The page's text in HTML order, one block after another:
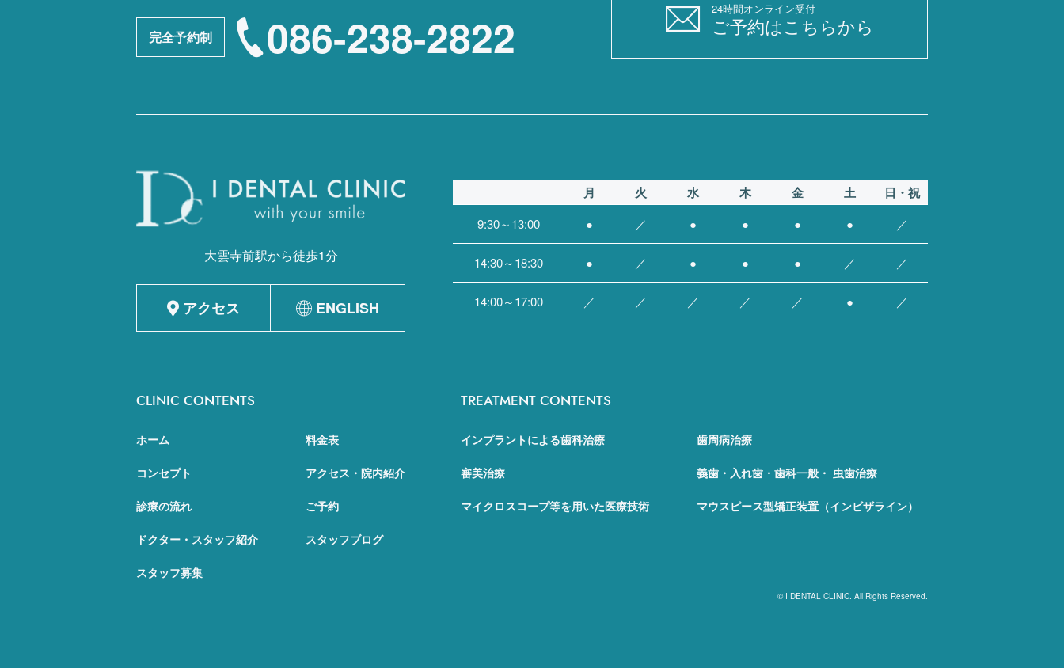
完全予約制 086-238-2822
24時間オンライン受付
ご予約はこちらから
大雲寺前駅から徒歩1分
アクセス ENGLISH
月 火 水 木 金 土 日・祝
9:30～13:00 ● ／ ● ● ● ● ／
14:30～18:30 ● ／ ● ● ● ／ ／
14:00～17:00 ／ ／ ／ ／ ／ ● ／
CLINIC CONTENTS
ホーム
コンセプト
診療の流れ
ドクター・スタッフ紹介
スタッフ募集
料金表
アクセス・院内紹介
ご予約
スタッフブログ
TREATMENT CONTENTS
インプラントによる歯科治療
審美治療
マイクロスコープ等を用いた医療技術
歯周病治療
義歯・入れ歯・歯科一般・ 虫歯治療
マウスピース型矯正装置（インビザライン）
© I DENTAL CLINIC. All Rights Reserved.